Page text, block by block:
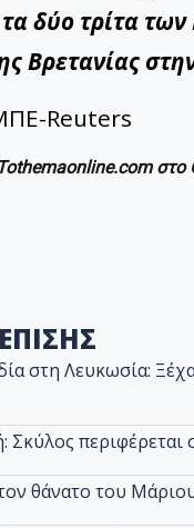
τα δύο τρίτα
Βρετανίας
Reuters
Tothemaonline.com στο
στη Λευκωσία:
περιφέρεται
θάνατο του